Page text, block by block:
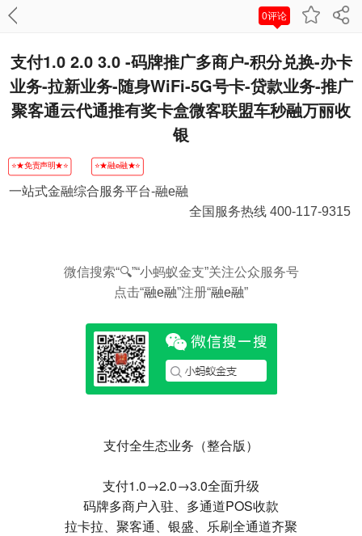
0评论
支付1.0 2.0 3.0 -码牌推广多商户-积分兑换-办卡
业务-拉新业务-随身WiFi-5G号卡-贷款业务-推广
聚客通云代通推有奖卡盒微客联盟车秒融万丽收
银
⭐★免责声明★⭐ ⭐★融e融★⭐
一站式金融综合服务平台-融e融
全国服务热线 400-117-9315
微信搜索“🔍”“小蚂蚁金支”关注公众服务号
点击“融e融”注册“融e融”
支付全生态业务（整合版）
支付1.0→2.0→3.0全面升级
码牌多商户入驻、多通道POS收款
拉卡拉、聚客通、银盛、乐刷全通道齐聚